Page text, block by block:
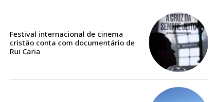
Festival internacional de cinema
cristão conta com documentário de
Rui Caria